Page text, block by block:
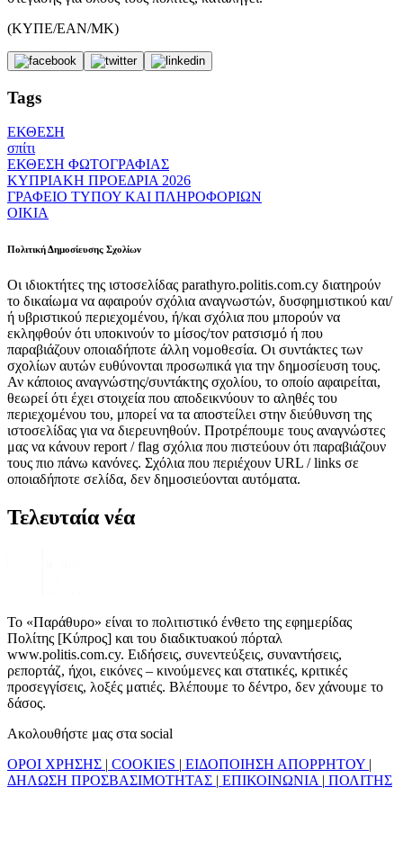
(ΚΥΠΕ/ΕΑΝ/ΜΚ)
Tags
ΕΚΘΕΣΗ
σπίτι
ΕΚΘΕΣΗ ΦΩΤΟΓΡΑΦΙΑΣ
ΚΥΠΡΙΑΚΗ ΠΡΟΕΔΡΙΑ 2026
ΓΡΑΦΕΙΟ ΤΥΠΟΥ ΚΑΙ ΠΛΗΡΟΦΟΡΙΩΝ
ΟΙΚΙΑ
Πολιτική Δημοσίευσης Σχολίων
Οι ιδιοκτήτες της ιστοσελίδας parathyro.politis.com.cy διατηρούν
το δικαίωμα να αφαιρούν σχόλια αναγνωστών, δυσφημιστικού και/
ή υβριστικού περιεχομένου, ή/και σχόλια που μπορούν να
εκληφθούν ότι υποκινούν το μίσος/τον ρατσισμό ή που
παραβιάζουν οποιαδήποτε άλλη νομοθεσία. Οι συντάκτες των
σχολίων αυτών ευθύνονται προσωπικά για την δημοσίευση τους.
Αν κάποιος αναγνώστης/συντάκτης σχολίου, το οποίο αφαιρείται,
θεωρεί ότι έχει στοιχεία που αποδεικνύουν το αληθές του
περιεχομένου του, μπορεί να τα αποστείλει στην διεύθυνση της
ιστοσελίδας για να διερευνηθούν. Προτρέπουμε τους αναγνώστες
μας να κάνουν report / flag σχόλια που πιστεύουν ότι παραβιάζουν
τους πιο πάνω κανόνες. Σχόλια που περιέχουν URL / links σε
οποιαδήποτε σελίδα, δεν δημοσιεύονται αυτόματα.
Τελευταία νέα
Το «Παράθυρο» είναι το πολιτιστικό ένθετο της εφημερίδας
Πολίτης [Κύπρος] και του διαδικτυακού πόρταλ
www.politis.com.cy. Ειδήσεις, συνεντεύξεις, συναντήσεις,
ρεπορτάζ, ήχοι, εικόνες – κινούμενες και στατικές, κριτικές
προσεγγίσεις, λοξές ματιές. Βλέπουμε το δέντρο, δεν χάνουμε το
δάσος.
Ακολουθήστε μας στα social
ΟΡΟΙ ΧΡΗΣΗΣ | COOKIES | ΕΙΔΟΠΟΙΗΣΗ ΑΠΟΡΡΗΤΟΥ |
ΔΗΛΩΣΗ ΠΡΟΣΒΑΣΙΜΟΤΗΤΑΣ | ΕΠΙΚΟΙΝΩΝΙΑ | ΠΟΛΙΤΗΣ